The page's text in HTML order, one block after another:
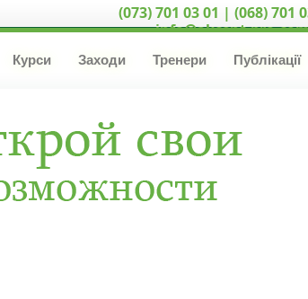
(073) 701 03 01 | (068) 701
info@akcent-
Курси Заходи Тренери Публікації